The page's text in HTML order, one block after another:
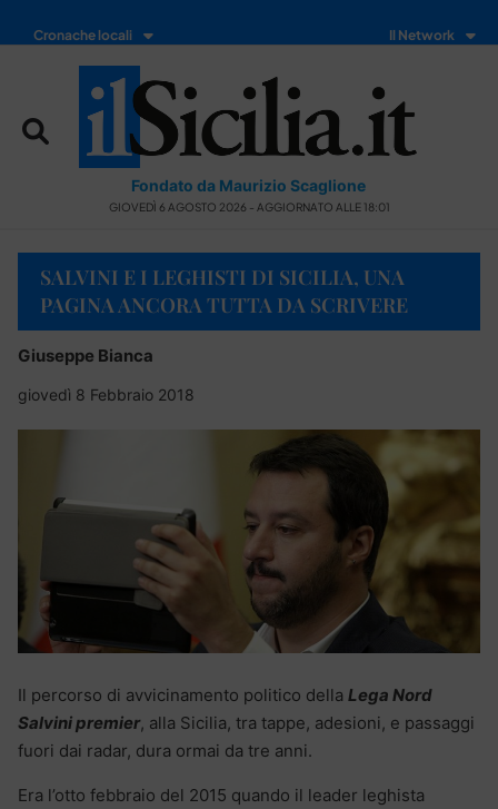
Cronache locali Il Network
Fondato da Maurizio Scaglione
GIOVEDÌ 6 AGOSTO 2026 - AGGIORNATO ALLE 18:01
SALVINI E I LEGHISTI DI SICILIA, UNA
PAGINA ANCORA TUTTA DA SCRIVERE
Giuseppe Bianca
giovedì 8 Febbraio 2018
Il percorso di avvicinamento politico della Lega Nord
Salvini premier, alla Sicilia, tra tappe, adesioni, e passaggi
fuori dai radar, dura ormai da tre anni.
Era l’otto febbraio del 2015 quando il leader leghista